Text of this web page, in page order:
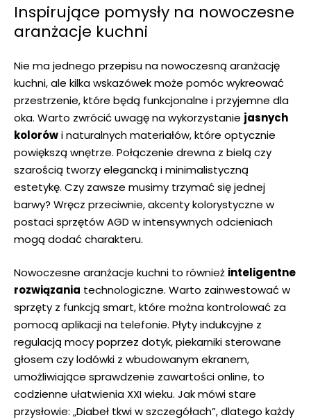
Inspirujące⁢ pomysły na nowoczesne
aranżacje kuchni
Nie ma⁣ jednego przepisu na nowoczesną aranżację
kuchni, ale kilka​ wskazówek może pomóc​ wykreować
przestrzenie, które będą funkcjonalne i⁤ przyjemne dla
oka. Warto zwrócić⁤ uwagę na wykorzystanie jasnych
kolorówi naturalnych materiałów, które optycznie
powiększą wnętrze. Połączenie drewna z bielą czy
szarością tworzy ⁣elegancką i minimalistyczną
estetykę. ‍Czy zawsze musimy trzymać się jednej
barwy? Wręcz przeciwnie, akcenty kolorystyczne w
postaci sprzętów AGD w intensywnych odcieniach
mogą dodać charakteru.
Nowoczesne aranżacje kuchni ​to również inteligentne
rozwiązania technologiczne. Warto zainwestować w
sprzęty z funkcją smart,⁣ które można kontrolować za
pomocą aplikacji na telefonie. Płyty indukcyjne z
regulacją mocy⁤ poprzez dotyk, piekarniki sterowane
głosem czy lodówki ⁣z wbudowanym‌ ekranem,
umożliwiające sprawdzenie zawartości online,⁤ to
codzienne​ ułatwienia XXI wieku. Jak mówi ​stare
przysłowie: „Diabeł tkwi w szczegółach”, dlatego każdy